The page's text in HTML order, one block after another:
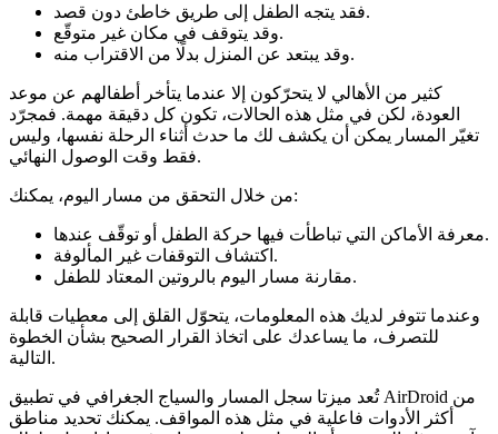
فقد يتجه الطفل إلى طريق خاطئ دون قصد.
وقد يتوقف في مكان غير متوقّع.
وقد يبتعد عن المنزل بدلًا من الاقتراب منه.
كثير من الأهالي لا يتحرّكون إلا عندما يتأخر أطفالهم عن موعد
العودة، لكن في مثل هذه الحالات، تكون كل دقيقة مهمة. فمجرّد
تغيّر المسار يمكن أن يكشف لك ما حدث أثناء الرحلة نفسها، وليس
فقط وقت الوصول النهائي.
من خلال التحقق من مسار اليوم، يمكنك:
معرفة الأماكن التي تباطأت فيها حركة الطفل أو توقّف عندها.
اكتشاف التوقفات غير المألوفة.
مقارنة مسار اليوم بالروتين المعتاد للطفل.
وعندما تتوفر لديك هذه المعلومات، يتحوّل القلق إلى معطيات قابلة
للتصرف، ما يساعدك على اتخاذ القرار الصحيح بشأن الخطوة
التالية.
تُعد ميزتا سجل المسار والسياج الجغرافي في تطبيق AirDroid من
أكثر الأدوات فاعلية في مثل هذه المواقف. يمكنك تحديد مناطق